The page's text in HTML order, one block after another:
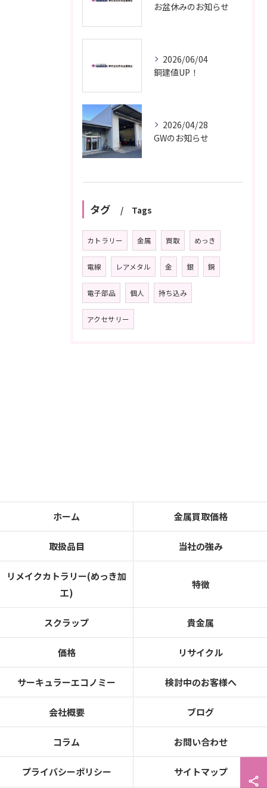
お盆休みのお知らせ
2026/06/04
銅建値UP！
2026/04/28
GWのお知らせ
タグ Tags
カトラリー 金属 買取 めっき
電線 レアメタル 金 銀 銅
電子部品 個人 持ち込み
アクセサリー
ホーム 金属買取価格
取扱品目 当社の強み
リメイクカトラリー(めっき加
工)
特徴
スクラップ 貴金属
価格 リサイクル
サーキュラーエコノミー 検討中のお客様へ
会社概要 ブログ
コラム お問い合わせ
プライバシーポリシー サイトマップ